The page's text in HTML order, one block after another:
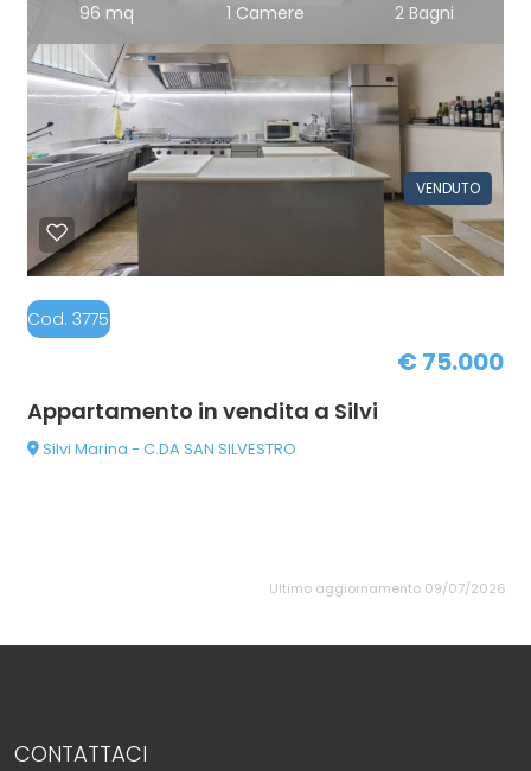
96 mq 1 Camere 2 Bagni
VENDUTO
Cod. 37751031-PE84
€ 75.000
Appartamento in vendita a Silvi
Silvi Marina - C.DA SAN SILVESTRO
Ultimo aggiornamento 09/07/2026
CONTATTACI